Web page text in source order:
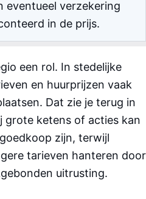
eventueel verzekering
in de prijs.
een rol. In stedelijke
en huurprijzen vaak
Dat zie je terug in
grote ketens of acties kan
zijn, terwijl
tarieven hanteren door
uitrusting.